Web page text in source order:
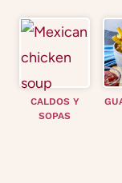
CALDOS Y
SOPAS